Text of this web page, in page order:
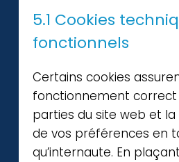
5.1 Cookies
fonctionnels
Certains cookies
fonctionnement
parties du site web et
de vos préférences en
qu’internaute. En